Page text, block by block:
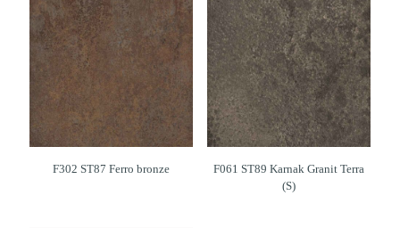
F302 ST87 Ferro bronze
F061 ST89 Karnak Granit Terra
(S)